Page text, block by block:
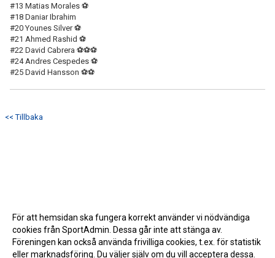
#13 Matias Morales ⚽
#18 Daniar Ibrahim
#20 Younes Silver ⚽
#21 Ahmed Rashid ⚽
#22 David Cabrera ⚽⚽⚽
#24 Andres Cespedes ⚽
#25 David Hansson ⚽⚽
<< Tillbaka
För att hemsidan ska fungera korrekt använder vi nödvändiga
cookies från SportAdmin. Dessa går inte att stänga av.
Föreningen kan också använda frivilliga cookies, t.ex. för statistik
eller marknadsföring. Du väljer själv om du vill acceptera dessa.